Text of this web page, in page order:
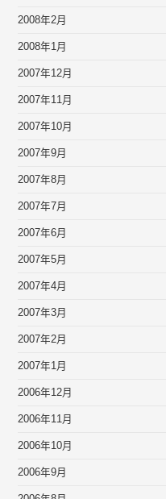
2008年2月
2008年1月
2007年12月
2007年11月
2007年10月
2007年9月
2007年8月
2007年7月
2007年6月
2007年5月
2007年4月
2007年3月
2007年2月
2007年1月
2006年12月
2006年11月
2006年10月
2006年9月